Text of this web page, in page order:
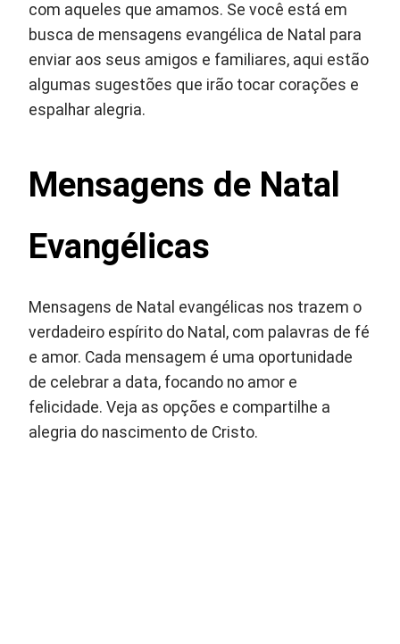
com aqueles que amamos. Se você está em
busca de mensagens evangélica de Natal para
enviar aos seus amigos e familiares, aqui estão
algumas sugestões que irão tocar corações e
espalhar alegria.
Mensagens de Natal
Evangélicas
Mensagens de Natal evangélicas nos trazem o
verdadeiro espírito do Natal, com palavras de fé
e amor. Cada mensagem é uma oportunidade
de celebrar a data, focando no amor e
felicidade. Veja as opções e compartilhe a
alegria do nascimento de Cristo.